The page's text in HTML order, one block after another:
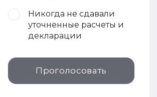
Никогда не сдавали
уточненные расчеты и
декларации
Проголосовать